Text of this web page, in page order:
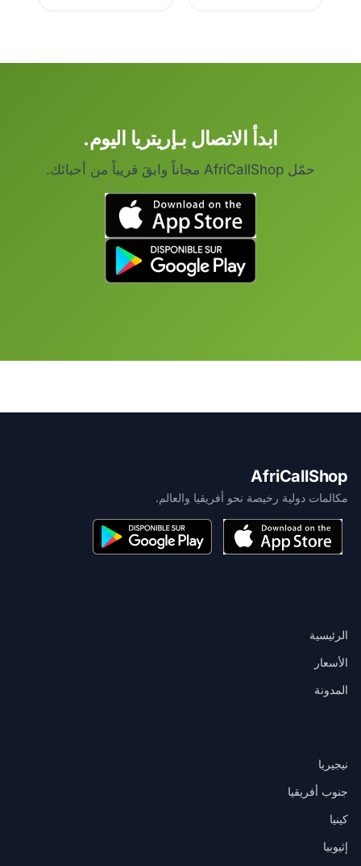
ابدأ الاتصال بـإريتريا اليوم.
حمّل AfriCallShop مجاناً وابقَ قريباً من أحبائك.
AfriCallShop
مكالمات دولية رخيصة نحو أفريقيا والعالم.
الرئيسية
الأسعار
المدونة
نيجيريا
جنوب أفريقيا
كينيا
إثيوبيا